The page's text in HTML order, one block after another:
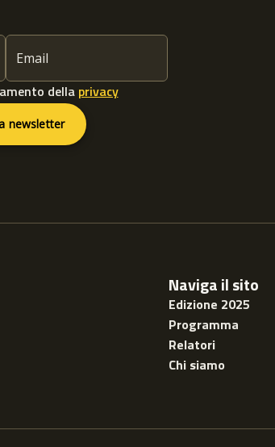
Email
della privacy
newsletter
Naviga il sito
Edizione 2025
Programma
Relatori
Chi siamo